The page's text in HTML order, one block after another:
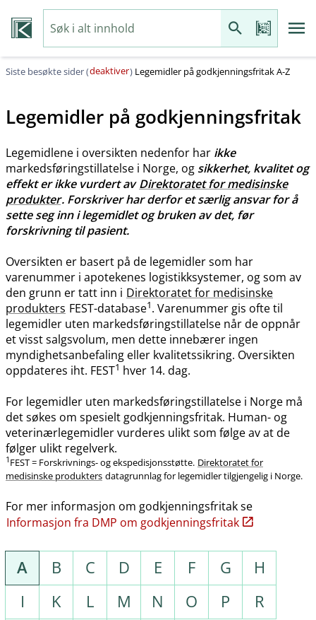
Siste besøkte sider (deaktiver) Legemidler på godkjenningsfritak A-Z
Legemidler på godkjenningsfritak
Legemidlene i oversikten nedenfor har ikke
markedsføringstillatelse i Norge, og sikkerhet, kvalitet og
effekt er ikke vurdert avDirektoratet for medisinske
produkter. Forskriver har derfor et særlig ansvar for å
sette seg inn i legemidlet og bruken av det, før
forskrivning til pasient.
Oversikten er basert på de legemidler som har
varenummer i apotekenes logistikksystemer, og som av
den grunn er tatt inn i Direktoratet for medisinske
produkters FEST-database1. Varenummer gis ofte til
legemidler uten markedsføringstillatelse når de oppnår
et visst salgsvolum, men dette innebærer ingen
myndighetsanbefaling eller kvalitetssikring. Oversikten
oppdateres iht. FEST1 hver 14. dag.
For legemidler uten markedsføringstillatelse i Norge må
det søkes om spesielt godkjenningsfritak. Human- og
veterinærlegemidler vurderes ulikt som følge av at de
følger ulikt regelverk.
1 FEST = Forskrivnings- og ekspedisjonsstøtte. Direktoratet for
medisinske produkters datagrunnlag for legemidler tilgjengelig i Norge.
For mer informasjon om godkjenningsfritak se
Informasjon fra DMP om godkjenningsfritak
A B C D E F G
H
I
K L M N O P
R